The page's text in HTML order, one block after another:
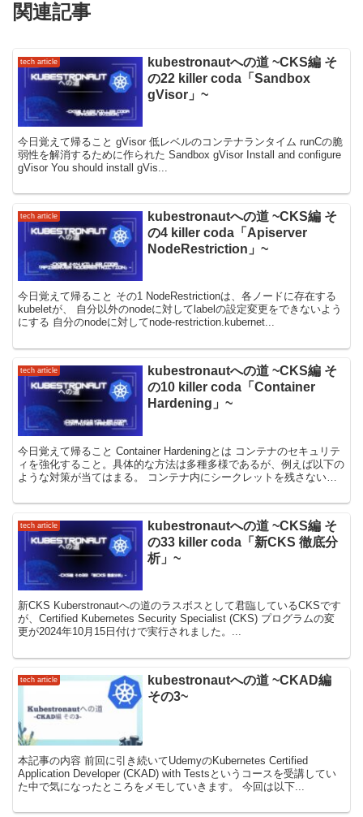
関連記事
tech article
kubestronautへの道 ~CKS編 そ
の22 killer coda「Sandbox
gVisor」~
今日覚えて帰ること gVisor 低レベルのコンテナランタイム runCの脆
弱性を解消するために作られた Sandbox gVisor Install and configure
gVisor You should install gVis...
tech article
kubestronautへの道 ~CKS編 そ
の4 killer coda「Apiserver
NodeRestriction」~
今日覚えて帰ること その1 NodeRestrictionは、各ノードに存在する
kubeletが、 自分以外のnodeに対してlabelの設定変更をできないよう
にする 自分のnodeに対してnode-restriction.kubernet...
tech article
kubestronautへの道 ~CKS編 そ
の10 killer coda「Container
Hardening」~
今日覚えて帰ること Container Hardeningとは コンテナのセキュリテ
ィを強化すること。具体的な方法は多種多様であるが、例えば以下の
ような対策が当てはまる。 コンテナ内にシークレットを残さない
tech article
kubestronautへの道 ~CKS編 そ
の33 killer coda「新CKS 徹底分
析」~
新CKS Kuberstronautへの道のラスボスとして君臨しているCKSです
が、Certified Kubernetes Security Specialist (CKS) プログラムの変
更が2024年10月15日付けで実行されました。...
tech article
kubestronautへの道 ~CKAD編
その3~
本記事の内容 前回に引き続いてUdemyのKubernetes Certified
Application Developer (CKAD) with Testsというコースを受講してい
た中で気になったところをメモしていきます。 今回は以下...